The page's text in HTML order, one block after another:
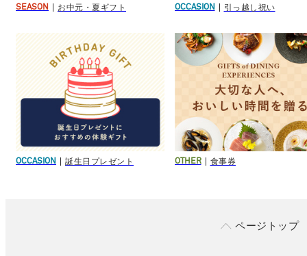
SEASON お中元・夏ギフト OCCASION 引っ越し祝い
OCCASION 誕生日プレゼント OTHER 食事券
ページトップ